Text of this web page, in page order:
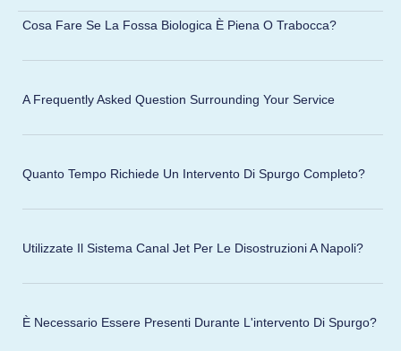
Cosa Fare Se La Fossa Biologica È Piena O Trabocca?
A Frequently Asked Question Surrounding Your Service
Quanto Tempo Richiede Un Intervento Di Spurgo Completo?
Utilizzate Il Sistema Canal Jet Per Le Disostruzioni A Napoli?
È Necessario Essere Presenti Durante L'intervento Di Spurgo?